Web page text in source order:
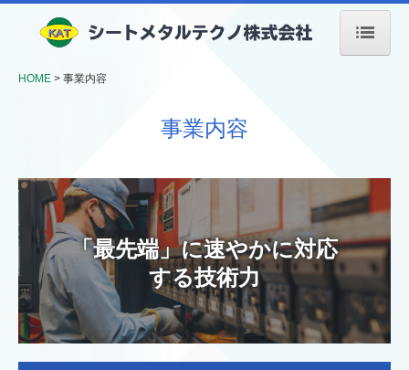
HOME
設備案内
製品紹介
採用情報
お問合せ
HOME 事業内容
事業内容
「最先端」に速やかに対応
する技術力